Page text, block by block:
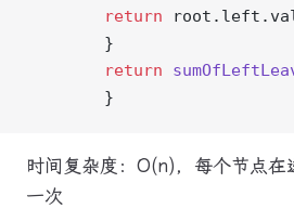
        return
        }
        return
        }
时间复杂度：O(n)，每个节点在
一次